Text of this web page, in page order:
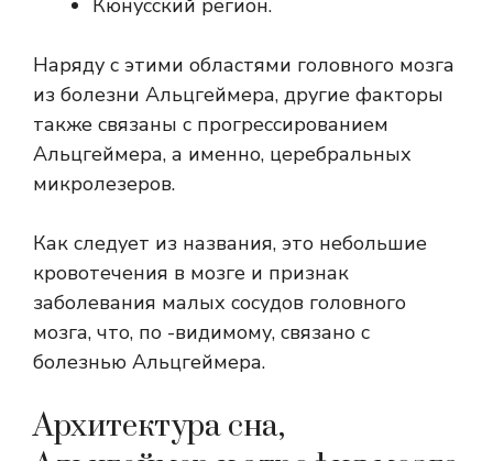
Кюнусский регион.
Наряду с этими областями головного мозга
из болезни Альцгеймера, другие факторы
также связаны с прогрессированием
Альцгеймера, а именно, церебральных
микролезеров.
Как следует из названия, это небольшие
кровотечения в мозге и признак
заболевания малых сосудов головного
мозга, что, по -видимому, связано с
болезнью Альцгеймера.
Архитектура сна,